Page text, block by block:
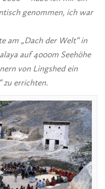
genommen, ich war
am „Dach der Welt“ in
auf 4000m Seehöhe
von Lingshed ein
zu errichten.